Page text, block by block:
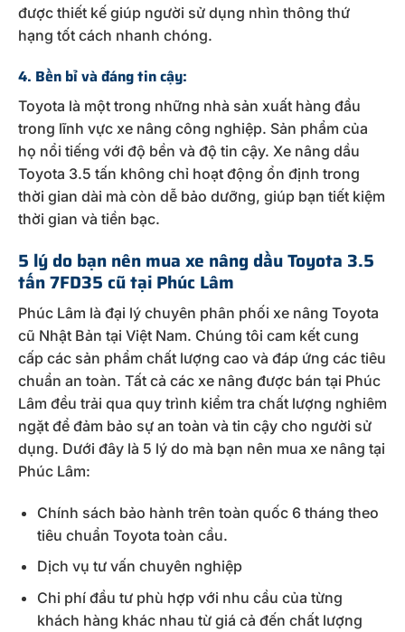
được thiết kế giúp người sử dụng nhìn thông thứ
hạng tốt cách nhanh chóng.
4. Bền bỉ và đáng tin cậy:
Toyota là một trong những nhà sản xuất hàng đầu
trong lĩnh vực xe nâng công nghiệp. Sản phẩm của
họ nổi tiếng với độ bền và độ tin cậy. Xe nâng dầu
Toyota 3.5 tấn không chỉ hoạt động ổn định trong
thời gian dài mà còn dễ bảo dưỡng, giúp bạn tiết kiệm
thời gian và tiền bạc.
5 lý do bạn nên mua xe nâng dầu Toyota 3.5
tấn 7FD35 cũ tại Phúc Lâm
Phúc Lâm là đại lý chuyên phân phối xe nâng Toyota
cũ Nhật Bản tại Việt Nam. Chúng tôi cam kết cung
cấp các sản phẩm chất lượng cao và đáp ứng các tiêu
chuẩn an toàn. Tất cả các xe nâng được bán tại Phúc
Lâm đều trải qua quy trình kiểm tra chất lượng nghiêm
ngặt để đảm bảo sự an toàn và tin cậy cho người sử
dụng. Dưới đây là 5 lý do mà bạn nên mua xe nâng tại
Phúc Lâm:
Chính sách bảo hành trên toàn quốc 6 tháng theo
tiêu chuẩn Toyota toàn cầu.
Dịch vụ tư vấn chuyên nghiệp
Chi phí đầu tư phù hợp với nhu cầu của từng
khách hàng khác nhau từ giá cả đến chất lượng